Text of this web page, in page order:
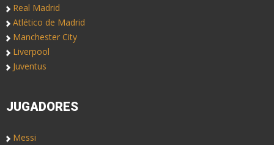
Real Madrid
Atlético de Madrid
Manchester City
Liverpool
Juventus
JUGADORES
Messi